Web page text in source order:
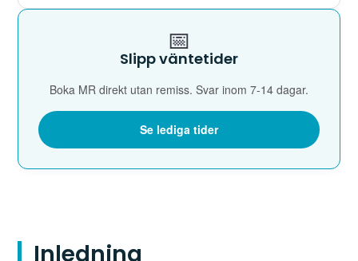
Inledning
📅
Slipp väntetider
Boka MR direkt utan remiss. Svar inom 7-14 dagar.
Se lediga tider